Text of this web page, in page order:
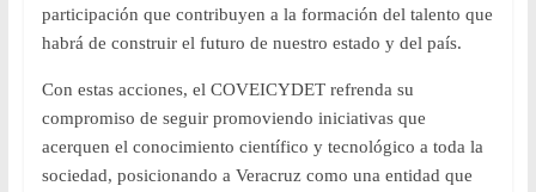
participación que contribuyen a la formación del talento que
habrá de construir el futuro de nuestro estado y del país.
Con estas acciones, el COVEICYDET refrenda su
compromiso de seguir promoviendo iniciativas que
acerquen el conocimiento científico y tecnológico a toda la
sociedad, posicionando a Veracruz como una entidad que